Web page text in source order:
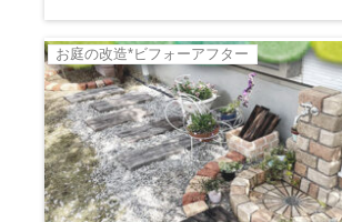
お庭の改造*ビフォーアフター